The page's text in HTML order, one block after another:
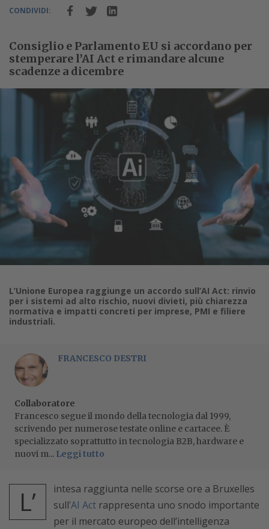
CONDIVIDI:
Consiglio e Parlamento EU si accordano per
stemperare l’AI Act e rimandare alcune
scadenze a dicembre
L’Unione Europea raggiunge un accordo sull’AI Act: rinvio
per i sistemi ad alto rischio, nuovi divieti, più chiarezza
normativa e impatti concreti per imprese, PMI e filiere
industriali.
FRANCESCO DESTRI
Collaboratore
Francesco segue il mondo della tecnologia dal 1999,
scrivendo per numerose testate online e cartacee. È
specializzato soprattutto in tecnologia B2B, hardware e
nuovi m... Leggi tutto
L’
intesa raggiunta nelle scorse ore a Bruxelles
sull’AI Act rappresenta uno snodo importante
per il mercato europeo dell’intelligenza